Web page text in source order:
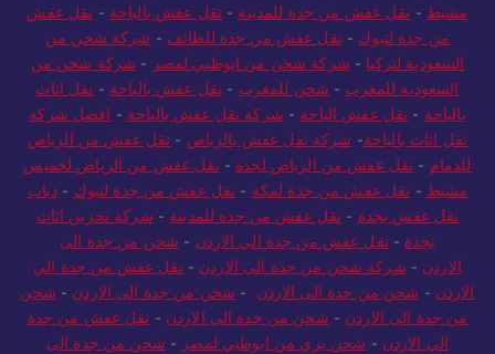
مشيط - نقل عفش من جدة للمدينة - نقل عفش بالباحة - نقل عفش
من جدة لتبوك - نقل عفش من جدة للطائف - شركة شحن من
السعودية لتركيا - شركة شحن من ابوظبي لمصر - شركة شحن من
السعودية للمغرب - شحن للمغرب - نقل عفش بالباحة - نقل اثاث
بالباحة - نقل عفش الباحة - شركة نقل عفش بالباحة - افضل شركة
نقل اثاث بالباحة- شركة نقل عفش بالرياض - نقل عفش من الرياض
للدمام - نقل عفش من الرياض لجدة - نقل عفش من الرياض لخميس
مشيط - نقل عفش من جدة لمكة - نقل عفش من جدة لتبوك - دباب
نقل عفش بجدة - نقل عفش من جدة للمدينة - شركة تخزين اثاث
بجدة - نقل عفش من جدة الي الاردن - شحن من جدة الى
الاردن - شركة شحن من جدة الى الاردن - نقل عفش من جدة الي
الاردن - شحن من جدة الى الاردن - شحن من جدة الى الاردن - شحن
من جدة الى الاردن - شحن من جدة الى الاردن - نقل عفش من جدة
الي الاردن - شحن بري من ابوظبي لمصر - شحن من جدة الى